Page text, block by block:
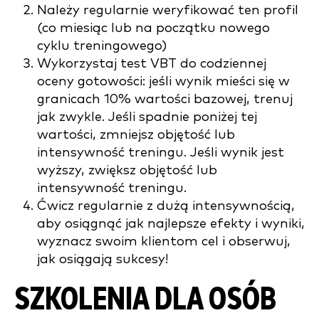
Należy regularnie weryfikować ten profil
(co miesiąc lub na początku nowego
cyklu treningowego)
Wykorzystaj test VBT do codziennej
oceny gotowości: jeśli wynik mieści się w
granicach 10% wartości bazowej, trenuj
jak zwykle. Jeśli spadnie poniżej tej
wartości, zmniejsz objętość lub
intensywność treningu. Jeśli wynik jest
wyższy, zwiększ objętość lub
intensywność treningu.
Ćwicz regularnie z dużą intensywnością,
aby osiągnąć jak najlepsze efekty i wyniki,
wyznacz swoim klientom cel i obserwuj,
jak osiągają sukcesy!
SZKOLENIA DLA OSÓB